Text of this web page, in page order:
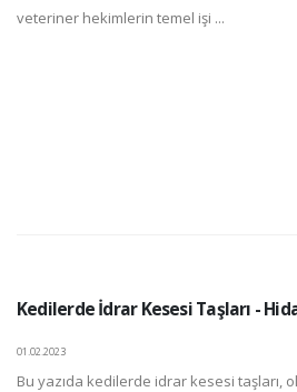
veteriner hekimlerin temel işi ...
Kedilerde İdrar Kesesi Taşları -
01.02.2023
Bu yazıda kedilerde idrar kesesi taşları,